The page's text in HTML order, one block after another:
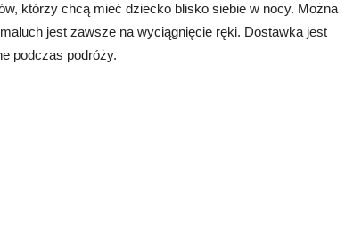
którzy chcą mieć dziecko blisko siebie w nocy. Można
jest zawsze na wyciągnięcie ręki. Dostawka jest
podczas podróży.